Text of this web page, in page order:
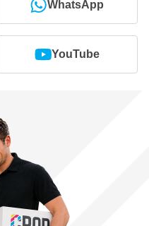
WhatsApp
YouTube